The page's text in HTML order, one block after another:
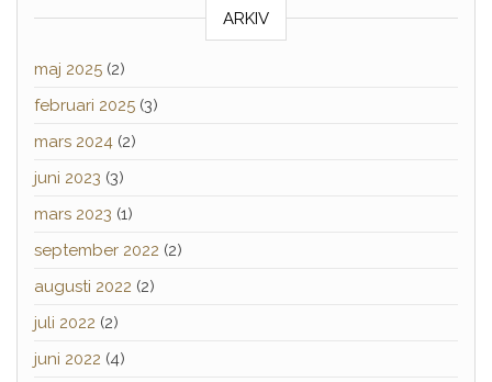
ARKIV
maj 2025 (2)
februari 2025 (3)
mars 2024 (2)
juni 2023 (3)
mars 2023 (1)
september 2022 (2)
augusti 2022 (2)
juli 2022 (2)
juni 2022 (4)